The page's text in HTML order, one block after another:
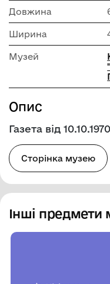
Довжина
Ширина
Музей
Опис
Газета від
Сторінка музею
Інші предмети